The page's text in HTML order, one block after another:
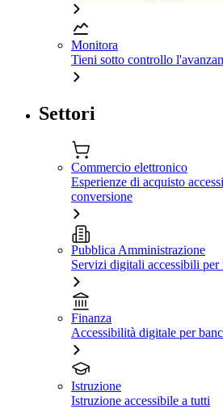
Monitora
Tieni sotto controllo
Settori
Commercio elettronico
Esperienze di acquisto
conversione
Pubblica Amministrazione
Servizi digitali accessibili
Finanza
Accessibilità digitale per
Istruzione
Istruzione accessibile a tutti